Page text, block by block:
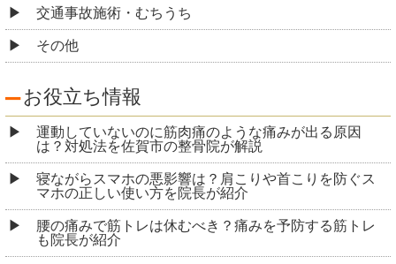
交通事故施術・むちうち
その他
お役立ち情報
運動していないのに筋肉痛のような痛みが出る原因
は？対処法を佐賀市の整骨院が解説
寝ながらスマホの悪影響は？肩こりや首こりを防ぐス
マホの正しい使い方を院長が紹介
腰の痛みで筋トレは休むべき？痛みを予防する筋トレ
も院長が紹介